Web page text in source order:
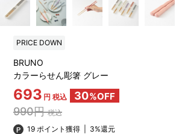
PRICE DOWN
BRUNO
カラーらせん彫箸 グレー
693 円 税込 30%OFF
990円税込
19 ポイント獲得
3%還元